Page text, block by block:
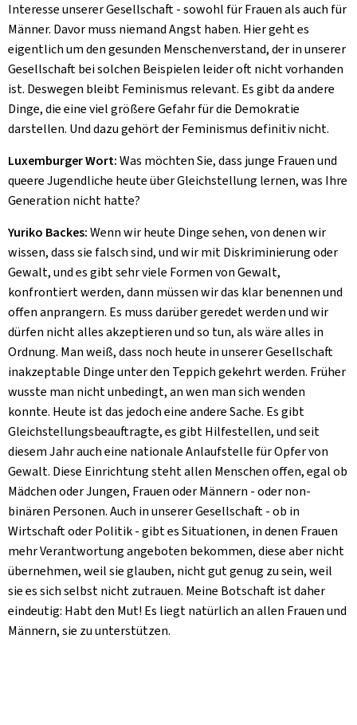
Interesse unserer Gesellschaft - sowohl für Frauen als auch für
Männer. Davor muss niemand Angst haben. Hier geht es
eigentlich um den gesunden Menschenverstand, der in unserer
Gesellschaft bei solchen Beispielen leider oft nicht vorhanden
ist. Deswegen bleibt Feminismus relevant. Es gibt da andere
Dinge, die eine viel größere Gefahr für die Demokratie
darstellen. Und dazu gehört der Feminismus definitiv nicht.
Luxemburger Wort:Was möchten Sie, dass junge Frauen und
queere Jugendliche heute über Gleichstellung lernen, was Ihre
Generation nicht hatte?
Yuriko Backes:Wenn wir heute Dinge sehen, von denen wir
wissen, dass sie falsch sind, und wir mit Diskriminierung oder
Gewalt, und es gibt sehr viele Formen von Gewalt,
konfrontiert werden, dann müssen wir das klar benennen und
offen anprangern. Es muss darüber geredet werden und wir
dürfen nicht alles akzeptieren und so tun, als wäre alles in
Ordnung. Man weiß, dass noch heute in unserer Gesellschaft
inakzeptable Dinge unter den Teppich gekehrt werden. Früher
wusste man nicht unbedingt, an wen man sich wenden
konnte. Heute ist das jedoch eine andere Sache. Es gibt
Gleichstellungsbeauftragte, es gibt Hilfestellen, und seit
diesem Jahr auch eine nationale Anlaufstelle für Opfer von
Gewalt. Diese Einrichtung steht allen Menschen offen, egal ob
Mädchen oder Jungen, Frauen oder Männern - oder non-
binären Personen. Auch in unserer Gesellschaft - ob in
Wirtschaft oder Politik - gibt es Situationen, in denen Frauen
mehr Verantwortung angeboten bekommen, diese aber nicht
übernehmen, weil sie glauben, nicht gut genug zu sein, weil
sie es sich selbst nicht zutrauen. Meine Botschaft ist daher
eindeutig: Habt den Mut! Es liegt natürlich an allen Frauen und
Männern, sie zu unterstützen.